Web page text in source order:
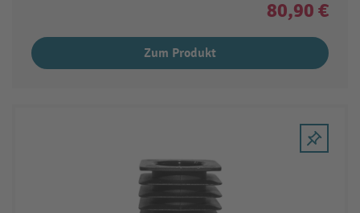
80,90 €
Zum Produkt